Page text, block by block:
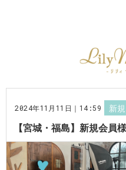
2024年11月11日｜14:59 新
【宮城・福島】新規会員